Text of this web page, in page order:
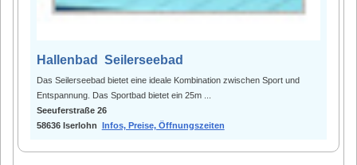
Hallenbad Seilerseebad
Das Seilerseebad bietet eine ideale Kombination zwischen Sport und
Entspannung. Das Sportbad bietet ein 25m ...
Seeuferstraße 26
58636 Iserlohn Infos, Preise, Öffnungszeiten